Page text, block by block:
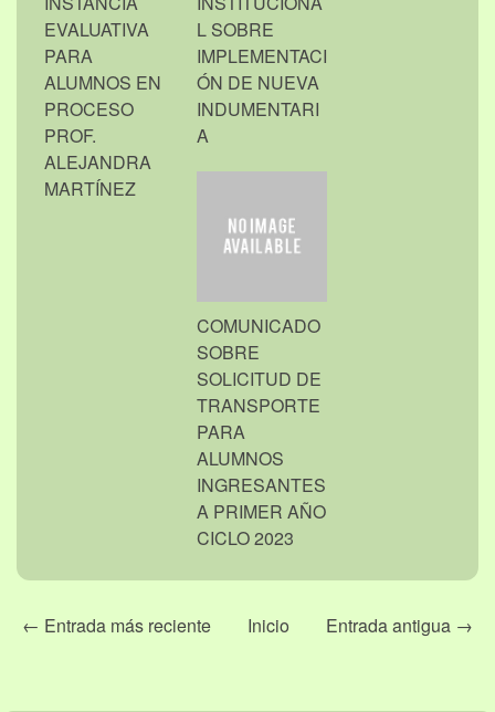
EVALUATIVA
PARA
ALUMNOS EN
PROCESO
PROF.
ALEJANDRA
MARTÍNEZ
L SOBRE
IMPLEMENTACI
ÓN DE NUEVA
INDUMENTARI
A
COMUNICADO
SOBRE
SOLICITUD DE
TRANSPORTE
PARA
ALUMNOS
INGRESANTES
A PRIMER AÑO
CICLO 2023
← Entrada más reciente Entrada antigua →
Inicio